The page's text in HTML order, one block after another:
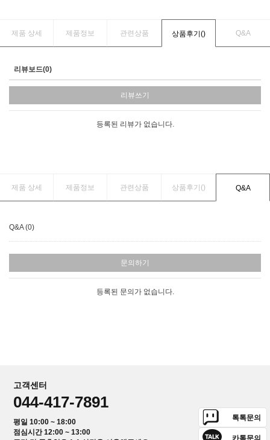
제품 상세 제품정보 관련상품 상품후기() Q&A
리뷰보드(0)
리뷰쓰기
등록된 리뷰가 없습니다.
제품 상세 제품정보 관련상품 상품후기() Q&A
Q&A (0)
문의하기
등록된 문의가 없습니다.
고객센터
044-417-7891
평일 10:00 ~ 18:00
점심시간 12:00 ~ 13:00
톡톡문의
카톡문의